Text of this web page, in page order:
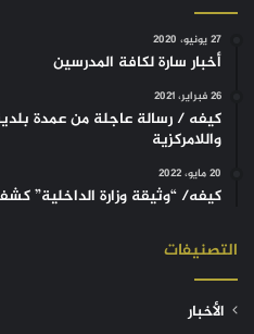
27 يونيو، 2020
أخبار سارة لكافة المدرسين
26 فبراير، 2021
كيفه / رسالة عاجلة من عمدة
واللامركزية
20 مايو، 2022
كيفه/ “وثيقة وزارة الداخلية”
التصنيفات
الأخبار